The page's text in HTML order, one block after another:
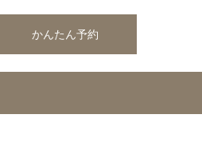
かんたん予約